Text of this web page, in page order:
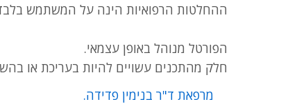
ההחלטות הרפואיות הינה על המשתמש
הפורטל מנוהל באופן עצמאי.
חלק מהתכנים עשויים להיות בעריכת או
מרפאת ד"ר בנימין פדידה.